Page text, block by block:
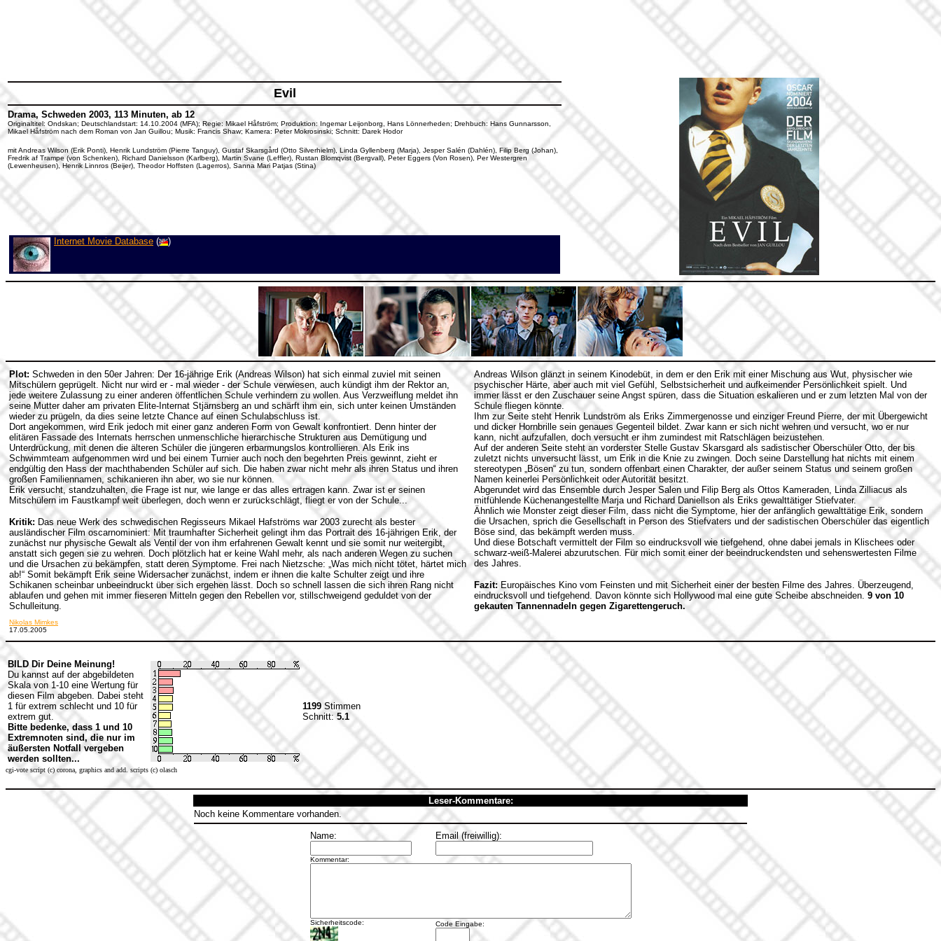
Evil
Drama, Schweden 2003, 113 Minuten, ab 12
Originaltitel: Ondskan; Deutschlandstart: 14.10.2004 (MFA); Regie: Mikael Håfström; Produktion: Ingemar Leijonborg, Hans Lönnerheden; Drehbuch: Hans Gunnarsson,
Mikael Håfström nach dem Roman von Jan Guillou; Musik: Francis Shaw; Kamera: Peter Mokrosinski; Schnitt: Darek Hodor
mit Andreas Wilson (Erik Ponti), Henrik Lundström (Pierre Tanguy), Gustaf Skarsgård (Otto Silverhielm), Linda Gyllenberg (Marja), Jesper Salén (Dahlén), Filip Berg (Johan),
Fredrik af Trampe (von Schenken), Richard Danielsson (Karlberg), Martin Svane (Leffler), Rustan Blomqvist (Bergvall), Peter Eggers (Von Rosen), Per Westergren
(Lewenheusen), Henrik Linnros (Beijer), Theodor Hoffsten (Lagerros), Sanna Mari Patjas (Stina)
Internet Movie Database ( )
Plot: Schweden in den 50er Jahren: Der 16-jährige Erik (Andreas Wilson) hat sich einmal zuviel mit seinen
Mitschülern geprügelt. Nicht nur wird er - mal wieder - der Schule verwiesen, auch kündigt ihm der Rektor an,
jede weitere Zulassung zu einer anderen öffentlichen Schule verhindern zu wollen. Aus Verzweiflung meldet ihn
seine Mutter daher am privaten Elite-Internat Stjärnsberg an und schärft ihm ein, sich unter keinen Umständen
wieder zu prügeln, da dies seine letzte Chance auf einen Schulabschluss ist.
Dort angekommen, wird Erik jedoch mit einer ganz anderen Form von Gewalt konfrontiert. Denn hinter der
elitären Fassade des Internats herrschen unmenschliche hierarchische Strukturen aus Demütigung und
Unterdrückung, mit denen die älteren Schüler die jüngeren erbarmungslos kontrollieren. Als Erik ins
Schwimmteam aufgenommen wird und bei einem Turnier auch noch den begehrten Preis gewinnt, zieht er
endgültig den Hass der machthabenden Schüler auf sich. Die haben zwar nicht mehr als ihren Status und ihren
großen Familiennamen, schikanieren ihn aber, wo sie nur können.
Erik versucht, standzuhalten, die Frage ist nur, wie lange er das alles ertragen kann. Zwar ist er seinen
Mitschülern im Faustkampf weit überlegen, doch wenn er zurückschlägt, fliegt er von der Schule...
Kritik: Das neue Werk des schwedischen Regisseurs Mikael Hafströms war 2003 zurecht als bester
ausländischer Film oscarnominiert: Mit traumhafter Sicherheit gelingt ihm das Portrait des 16-jährigen Erik, der
zunächst nur physische Gewalt als Ventil der von ihm erfahrenen Gewalt kennt und sie somit nur weitergibt,
anstatt sich gegen sie zu wehren. Doch plötzlich hat er keine Wahl mehr, als nach anderen Wegen zu suchen
und die Ursachen zu bekämpfen, statt deren Symptome. Frei nach Nietzsche: „Was mich nicht tötet, härtet mich
ab!“ Somit bekämpft Erik seine Widersacher zunächst, indem er ihnen die kalte Schulter zeigt und ihre
Schikanen scheinbar unbeeindruckt über sich ergehen lässt. Doch so schnell lassen die sich ihren Rang nicht
ablaufen und gehen mit immer fieseren Mitteln gegen den Rebellen vor, stillschweigend geduldet von der
Schulleitung.
Andreas Wilson glänzt in seinem Kinodebüt, in dem er den Erik mit einer Mischung aus Wut, physischer wie
psychischer Härte, aber auch mit viel Gefühl, Selbstsicherheit und aufkeimender Persönlichkeit spielt. Und
immer lässt er den Zuschauer seine Angst spüren, dass die Situation eskalieren und er zum letzten Mal von der
Schule fliegen könnte.
Ihm zur Seite steht Henrik Lundström als Eriks Zimmergenosse und einziger Freund Pierre, der mit Übergewicht
und dicker Hornbrille sein genaues Gegenteil bildet. Zwar kann er sich nicht wehren und versucht, wo er nur
kann, nicht aufzufallen, doch versucht er ihm zumindest mit Ratschlägen beizustehen.
Auf der anderen Seite steht an vorderster Stelle Gustav Skarsgard als sadistischer Oberschüler Otto, der bis
zuletzt nichts unversucht lässt, um Erik in die Knie zu zwingen. Doch seine Darstellung hat nichts mit einem
stereotypen „Bösen“ zu tun, sondern offenbart einen Charakter, der außer seinem Status und seinem großen
Namen keinerlei Persönlichkeit oder Autorität besitzt.
Abgerundet wird das Ensemble durch Jesper Salen und Filip Berg als Ottos Kameraden, Linda Zilliacus als
mitfühlende Küchenangestellte Marja und Richard Daniellson als Eriks gewalttätiger Stiefvater.
Ähnlich wie Monster zeigt dieser Film, dass nicht die Symptome, hier der anfänglich gewalttätige Erik, sondern
die Ursachen, sprich die Gesellschaft in Person des Stiefvaters und der sadistischen Oberschüler das eigentlich
Böse sind, das bekämpft werden muss.
Und diese Botschaft vermittelt der Film so eindrucksvoll wie tiefgehend, ohne dabei jemals in Klischees oder
schwarz-weiß-Malerei abzurutschen. Für mich somit einer der beeindruckendsten und sehenswertesten Filme
des Jahres.
Fazit: Europäisches Kino vom Feinsten und mit Sicherheit einer der besten Filme des Jahres. Überzeugend,
eindrucksvoll und tiefgehend. Davon könnte sich Hollywood mal eine gute Scheibe abschneiden. 9 von 10
gekauten Tannennadeln gegen Zigarettengeruch.
Nikolas Mimkes
17.05.2005
BILD Dir Deine Meinung!
Du kannst auf der abgebildeten
Skala von 1-10 eine Wertung für
diesen Film abgeben. Dabei steht
1 für extrem schlecht und 10 für
extrem gut.
Bitte bedenke, dass 1 und 10
Extremnoten sind, die nur im
äußersten Notfall vergeben
werden sollten...
1199 Stimmen
Schnitt: 5.1
cgi-vote script (c) corona, graphics and add. scripts (c) olasch
Leser-Kommentare:
Noch keine Kommentare vorhanden.
Name: Email (freiwillig):
Kommentar:
Sicherheitscode: Code Eingabe: